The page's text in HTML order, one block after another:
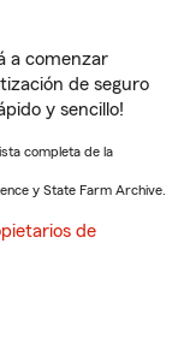
a comenzar
de seguro
y sencillo!
completa de la
y State Farm Archive.
de